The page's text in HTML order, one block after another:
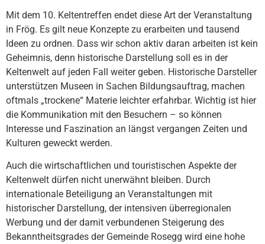
Mit dem 10. Keltentreffen endet diese Art der Veranstaltung
in Frög. Es gilt neue Konzepte zu erarbeiten und tausend
Ideen zu ordnen. Dass wir schon aktiv daran arbeiten ist kein
Geheimnis, denn historische Darstellung soll es in der
Keltenwelt auf jeden Fall weiter geben. Historische Darsteller
unterstützen Museen in Sachen Bildungsauftrag, machen
oftmals „trockene“ Materie leichter erfahrbar. Wichtig ist hier
die Kommunikation mit den Besuchern – so können
Interesse und Faszination an längst vergangen Zeiten und
Kulturen geweckt werden.
Auch die wirtschaftlichen und touristischen Aspekte der
Keltenwelt dürfen nicht unerwähnt bleiben. Durch
internationale Beteiligung an Veranstaltungen mit
historischer Darstellung, der intensiven überregionalen
Werbung und der damit verbundenen Steigerung des
Bekanntheitsgrades der Gemeinde Rosegg wird eine hohe